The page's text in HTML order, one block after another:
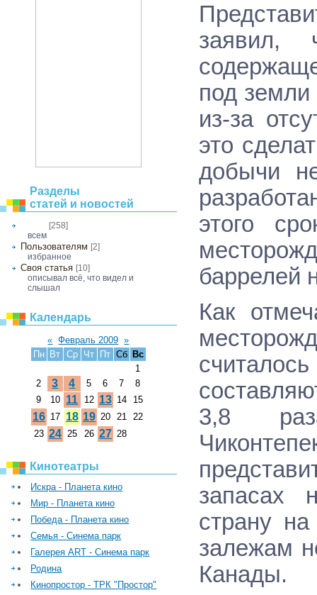
Разделы
статей и новостей
[258]
всем
Пользователям [2]
избранное
Своя статья [10]
описывал всё, что видел и
слышал
Календарь
« Февраль 2009 »
Пн Вт Ср Чт Пт Сб Вс
1
2
3 4 5 6 7
8
9
10 11 12 13 14 15
16 17 18 19 20 21 22
23 24 25 26 27 28
Кинотеатры
Искра - Планета кино
Мир - Планета кино
Победа - Планета кино
Семья - Синема парк
Галерея ART - Синема парк
Родина
Кинопростор - ТРК "Простор"
заявил,
под
из-за
это
добычи
этого
баррелей
Как
3,8
запасах
страну
залежам
Канады.